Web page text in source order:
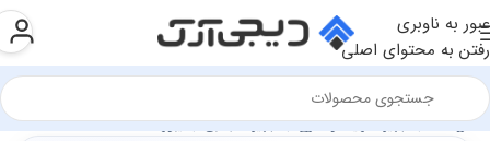
عبور به ناوبری
رفتن به محتوای اصلی
فروشگاه تجهیزات رایانه و اداری تجهیزات جانبی کیبورد ها